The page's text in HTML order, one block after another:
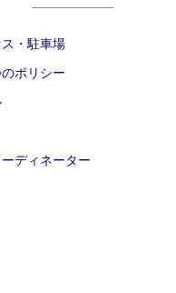
・駐車場
ポリシー
ディネーター